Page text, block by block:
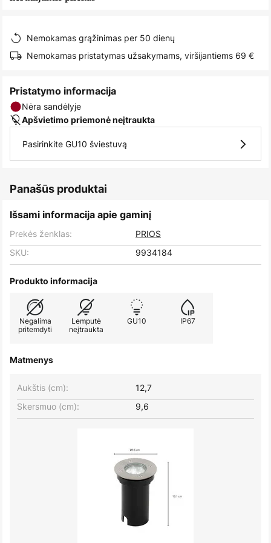
images
Nemokamas grąžinimas per 50 dienų
Nemokamas pristatymas užsakymams, viršijantiems 69 €
Pristatymo informacija
Nėra sandėlyje
Apšvietimo priemonė neįtraukta
Pasirinkite GU10 šviestuvą
Panašūs produktai
Išsami informacija apie gaminį
Prekės ženklas:
PRIOS
SKU:
9934184
Produkto informacija
Negalima
pritemdyti
Lemputė
neįtraukta
GU10 IP67
Matmenys
Aukštis (cm):
12,7
Skersmuo (cm):
9,6